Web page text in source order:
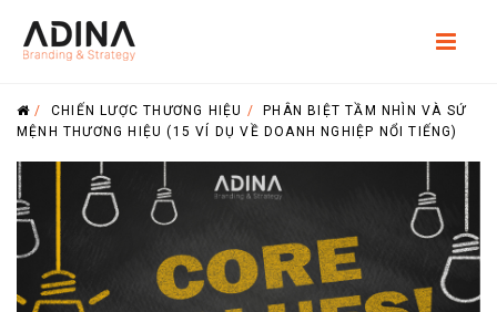
/CHIẾN LƯỢC THƯƠNG HIỆU /
PHÂN BIỆT TẦM NHÌN VÀ SỨ
MỆNH THƯƠNG HIỆU (15 VÍ DỤ VỀ DOANH NGHIỆP NỔI TIẾNG)